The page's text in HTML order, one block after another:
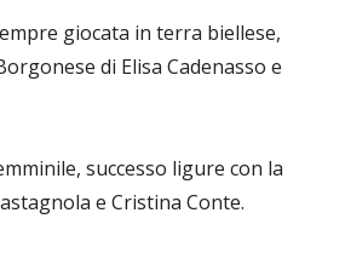
giocata in terra biellese,
di Elisa Cadenasso e
successo ligure con la
e Cristina Conte.